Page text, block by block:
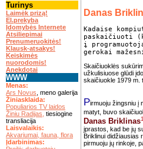
Turinys
Laimėk prizą!
El.prekyba
Įdomybės Internete
Atsiliepimai
Prenumeruokitės!
Klausk-atsakys!
Keiskimės
nuorodomis!
Anekdotai
WWW
Menas:
Ars Novus , meno galerija
Žiniasklaida:
Populiarios TV laidos
Žiniu Radijas, tiesiogine
transliacija
Laisvalaikis:
Akvariumai, fauna, flora
Įdarbinimas:
Danas
Kadaise
paskaičiuoti
į
gerokai
Skaičiuoklės
užkulisiuose glūdi
skaičiuokle 1979 m.
Pirmuoju žingsniu į
matyt, buvo
Danas Briklinas
įprastos, kad be jų
Briklinui didžiausias
pirmuoju jų rinkoje,